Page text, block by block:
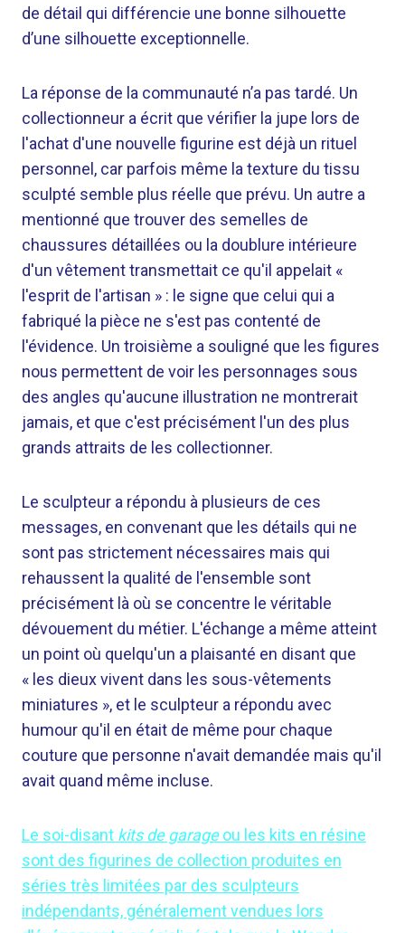
de détail qui différencie une bonne silhouette
d’une silhouette exceptionnelle.
La réponse de la communauté n’a pas tardé. Un
collectionneur a écrit que vérifier la jupe lors de
l'achat d'une nouvelle figurine est déjà un rituel
personnel, car parfois même la texture du tissu
sculpté semble plus réelle que prévu. Un autre a
mentionné que trouver des semelles de
chaussures détaillées ou la doublure intérieure
d'un vêtement transmettait ce qu'il appelait «
l'esprit de l'artisan » : le signe que celui qui a
fabriqué la pièce ne s'est pas contenté de
l'évidence. Un troisième a souligné que les figures
nous permettent de voir les personnages sous
des angles qu'aucune illustration ne montrerait
jamais, et que c'est précisément l'un des plus
grands attraits de les collectionner.
Le sculpteur a répondu à plusieurs de ces
messages, en convenant que les détails qui ne
sont pas strictement nécessaires mais qui
rehaussent la qualité de l'ensemble sont
précisément là où se concentre le véritable
dévouement du métier. L'échange a même atteint
un point où quelqu'un a plaisanté en disant que
« les dieux vivent dans les sous-vêtements
miniatures », et le sculpteur a répondu avec
humour qu'il en était de même pour chaque
couture que personne n'avait demandée mais qu'il
avait quand même incluse.
Le soi-disant kits de garageou les kits en résine
sont des figurines de collection produites en
séries très limitées par des sculpteurs
indépendants, généralement vendues lors